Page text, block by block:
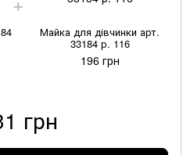
Майка для дівчинки арт.
33184 р. 116
196 грн
грн